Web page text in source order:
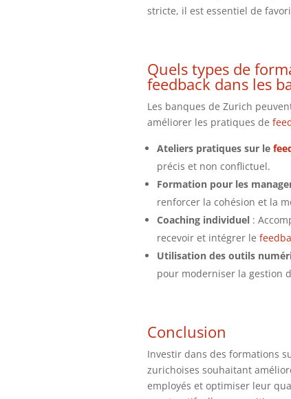
stricte, il est essentiel de
Quels types de
feedback dans les
Les banques de Zurich
améliorer les pratiques de
Ateliers pratiques sur le
précis et non conflictuel.
Formation pour les
renforcer la cohésion et la
Coaching individuel:
recevoir et intégrer le
Utilisation des outils
pour moderniser la gestion
Conclusion
Investir dans des formations
zurichoises souhaitant
employés et optimiser leur